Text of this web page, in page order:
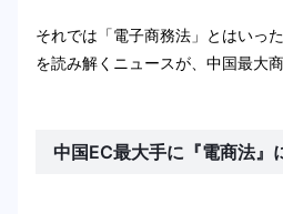
それでは「電子商務法」とはいっ
を読み解くニュースが、中国最大
中国EC最大手に『電商法』